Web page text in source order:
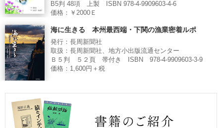
B5判 48項 上製 ISBN 978-4-9909603-4-6
価格：￥2000Ｅ
海に生きる 本州最西端・下関の漁業密着ルポ
発行：長周新聞社
取扱：長周新聞社、地方小出版流通センター
Ｂ５判 ５２頁 帯付き ISBN 978-4-9909603-3-9
価格：1,600円＋税